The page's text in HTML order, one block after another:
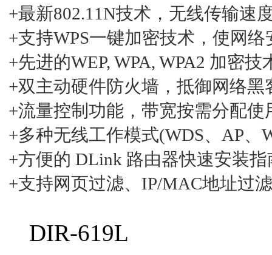
+最新802.11N技术，无线传输速
+支持WPS一键加密技术，使网
+先进的WEP, WPA, WPA2 加密
+双主动硬件防火墙，抵御网络黑
+流量控制功能，带宽按需分配使
+多种无线工作模式(WDS、AP、
+方便的 DLink 路由器快速安装
+支持网页过滤、IP/MAC地址过
DIR-619L